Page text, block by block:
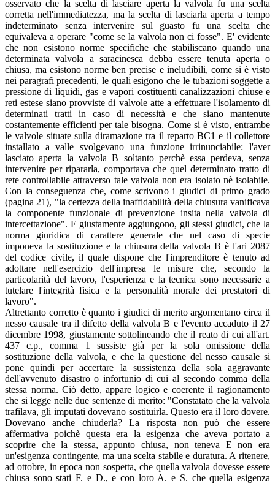
osservato che la scelta di lasciare aperta la valvola fu una scelta
corretta nell'immediatezza, ma la scelta di lasciarla aperta a tempo
indeterminato senza intervenire sul guasto fu una scelta che
equivaleva a operare "come se la valvola non ci fosse". E' evidente
che non esistono norme specifiche che stabiliscano quando una
determinata valvola a saracinesca debba essere tenuta aperta o
chiusa, ma esistono norme ben precise e ineludibili, come si è visto
nei paragrafi precedenti, le quali esigono che le tubazioni soggette a
pressione di liquidi, gas e vapori costituenti canalizzazioni chiuse e
reti estese siano provviste di valvole atte a effettuare l'isolamento di
determinati tratti in caso di necessità e che siano mantenute
costantemente efficienti per tale bisogna. Come si è visto, entrambe
le valvole situate sulla diramazione tra il reparto BC1 e il collettore
installato a valle svolgevano una funzione irrinunciabile: l'aver
lasciato aperta la valvola B soltanto perchè essa perdeva, senza
intervenire per ripararla, comportava che quel determinato tratto di
rete controllabile attraverso tale valvola non era isolato nè isolabile.
Con la conseguenza che, come scrivono i giudici di primo grado
(pagina 21), "la certezza della inaffidabilità della chiusura vanificava
la componente funzionale di prevenzione insita nella valvola di
intercettazione". E giustamente aggiungono, gli stessi giudici, che la
norma giuridica di carattere generale che nel caso di specie
imponeva la sostituzione e la chiusura della valvola B è l'ari 2087
del codice civile, il quale dispone che l'imprenditore è tenuto ad
adottare nell'esercizio dell'impresa le misure che, secondo la
particolarità del lavoro, l'esperienza e la tecnica sono necessarie a
tutelare l'integrità fisica e la personalità morale dei prestatori di
lavoro".
Altrettanto corretto è quanto i giudici di merito argomentano circa il
nesso causale tra il difetto della valvola B e l'evento accaduto il 27
dicembre 1998, giustamente sottolineando che il reato di cui all'art.
437 c.p., comma 1 sussiste già per la sola omissione della
sostituzione della valvola, e che la questione del nesso causale si
pone quindi per accertare la sussistenza della sola aggravante
dell'avvenuto disastro o infortunio di cui al secondo comma della
stessa norma. Ciò detto, appare logico e coerente il ragionamento
che si legge nelle due sentenze di merito: "Constatato che la valvola
trafilava, gli imputati dovevano sostituirla. Questo era il loro dovere.
Dovevano anche chiuderla? La risposta non può che essere
affermativa poichè questa era la esigenza che aveva portato a
scoprire che la stessa, appunto chiusa, non teneva E non era
un'esigenza contingente, ma una scelta stabile e duratura. A ritenere,
ad ottobre, in epoca non sospetta, che quella valvola dovesse essere
chiusa sono stati F. e D., e con loro A. e S. che quella esigenza